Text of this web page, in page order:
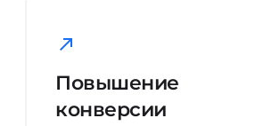
Повышение
конверсии